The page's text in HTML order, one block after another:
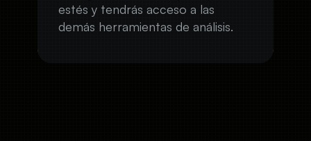
estés y tendrás acceso a las
demás herramientas de análisis.